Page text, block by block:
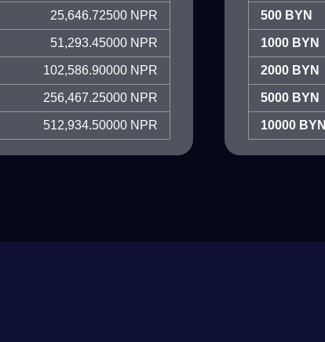
25,646.72500 NPR
51,293.45000 NPR
102,586.90000 NPR
256,467.25000 NPR
512,934.50000 NPR
500 BYN
1000 BYN
2000 BYN
5000 BYN
10000 BYN